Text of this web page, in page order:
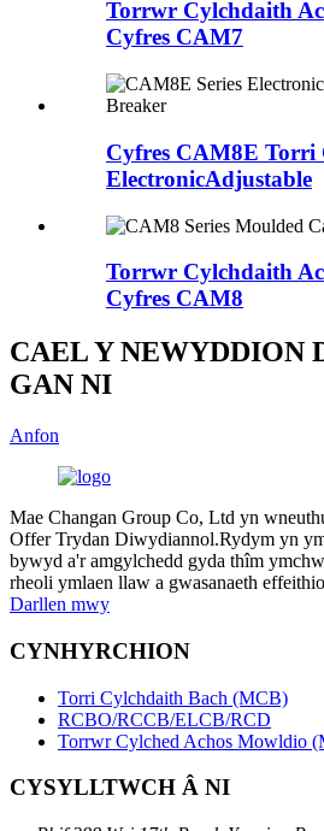
Torrwr Cylchdaith
Cyfres CAM7
Cyfres CAM8E Torri
ElectronicAdjustable
Torrwr Cylchdaith
Cyfres CAM8
CAEL Y NEWYDDION
GAN NI
Anfon
Mae Changan Group Co, Ltd yn
Offer Trydan Diwydiannol.Rydym yn
bywyd a'r amgylchedd gyda thîm
rheoli ymlaen llaw a gwasanaeth
Darllen mwy
CYNHYRCHION
Torri Cylchdaith Bach (MCB)
RCBO/RCCB/ELCB/RCD
Torrwr Cylched Achos Mowldio
CYSYLLTWCH Â NI